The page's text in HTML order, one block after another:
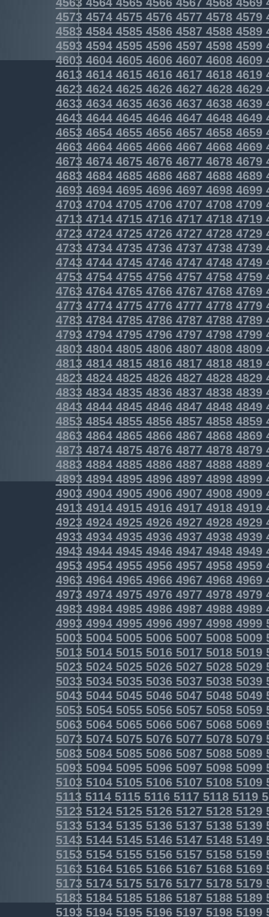
4573457445754576457745784579
4583458445854586458745884589
4593459445954596459745984599
4603460446054606460746084609
4613461446154616461746184619
4623462446254626462746284629
4633463446354636463746384639
4643464446454646464746484649
4653465446554656465746584659
4663466446654666466746684669
4673467446754676467746784679
4683468446854686468746884689
4693469446954696469746984699
4703470447054706470747084709
4713471447154716471747184719
4723472447254726472747284729
4733473447354736473747384739
4743474447454746474747484749
4753475447554756475747584759
4763476447654766476747684769
4773477447754776477747784779
4783478447854786478747884789
4793479447954796479747984799
4803480448054806480748084809
4813481448154816481748184819
4823482448254826482748284829
4833483448354836483748384839
4843484448454846484748484849
4853485448554856485748584859
4863486448654866486748684869
4873487448754876487748784879
4883488448854886488748884889
4893489448954896489748984899
4903490449054906490749084909
4913491449154916491749184919
4923492449254926492749284929
4933493449354936493749384939
4943494449454946494749484949
4953495449554956495749584959
4963496449654966496749684969
4973497449754976497749784979
4983498449854986498749884989
4993499449954996499749984999
5003500450055006500750085009
5013501450155016501750185019
5023502450255026502750285029
5033503450355036503750385039
5043504450455046504750485049
5053505450555056505750585059
5063506450655066506750685069
5073507450755076507750785079
5083508450855086508750885089
5093509450955096509750985099
5103510451055106510751085109
5113511451155116511751185119
5123512451255126512751285129
5133513451355136513751385139
5143514451455146514751485149
5153515451555156515751585159
5163516451655166516751685169
5173517451755176517751785179
5183518451855186518751885189
5193519451955196519751985199